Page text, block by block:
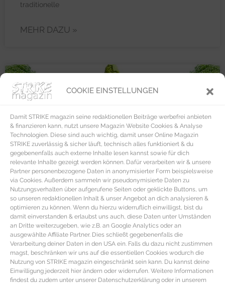
COOKIE EINSTELLUNGEN
Damit STRIKE magazin seine redaktionellen Beiträge werbefrei anbieten
& finanzieren kann, nutzt unsere Magazin Website Cookies & Analyse
Technologien. Diese sind auch wichtig, damit unser Online Magazin
STRIKE zuverlässig & sicher läuft, technisch alles funktioniert & du
gegebenenfalls auch externe Inhalte lesen kannst sowie für dich
relevante Inhalte gezeigt werden können. Dafür verarbeiten wir & unsere
Partner personenbezogene Daten in anonymisierter Form beispielsweise
via Cookies. Außerdem sammeln wir pseudonymisierte Daten zu
Nutzungsverhalten über aufgerufene Seiten oder geklickte Buttons, um
so unseren redaktionellen Inhalt & unser Angebot an dich analysieren &
optimieren zu können. Wenn du hierzu widerruflich einwilligst, bist du
damit einverstanden & erlaubst uns auch, diese Daten unter Umständen
an Dritte weiterzugeben, wie z.B. an Google Analytics oder an
ausgewählte Affiliate Partner. Dies schließt gegebenenfalls die
Verarbeitung deiner Daten in den USA ein. Falls du dazu nicht zustimmen
magst, beschränken wir uns auf die essentiellen Cookies wodurch die
Nutzung von STRIKE magazin eingeschränkt sein kann. Du kannst deine
Einwilligung jederzeit hier ändern oder widerrufen. Weitere Informationen
findest du zudem unter unserer Datenschutzerklärung oder in unserem
traditionelle
MEHR DAZU »